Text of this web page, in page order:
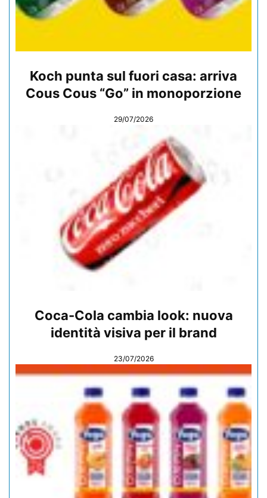
Koch punta sul fuori casa: arriva
Cous Cous “Go” in monoporzione
29/07/2026
Coca-Cola cambia look: nuova
identità visiva per il brand
23/07/2026